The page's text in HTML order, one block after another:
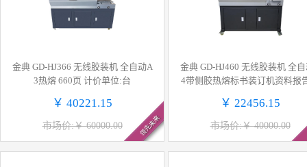
金典 GD-HJ366 无线胶装机 全自动A
3热熔 660页 计价单位:台
￥ 40221.15
市场价:￥ 60000.00 领先未来
金典 GD-HJ460 无线胶装机 全自动A
4带侧胶热熔标书装订机资料报
￥ 22456.15
市场价:￥ 40000.00